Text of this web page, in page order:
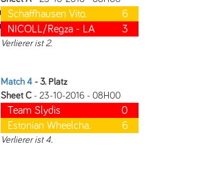
Schaffhausen Vito.
6
NICOLL/Regza - LA
3
Verlierer ist 2.
Match 4 - 3. Platz
Sheet C - 23-10-2016 - 08H00
Team Slydis
0
Estonian Wheelcha.
6
Verlierer ist 4.